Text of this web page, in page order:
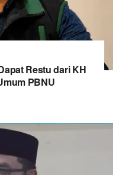
Restu dari KH
PBNU